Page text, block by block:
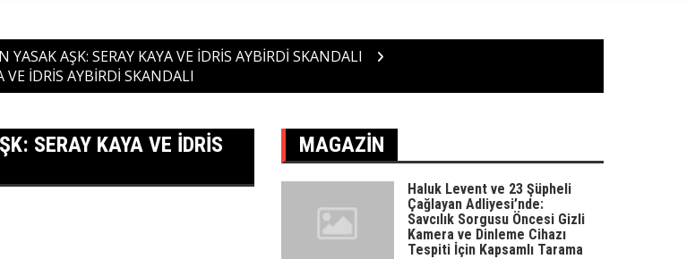
AŞK: SERAY KAYA VE İDRİS AYBİRDİ SKANDALI
VE İDRİS AYBİRDİ SKANDALI
SERAY KAYA VE İDRİS
MAGAZIN
Haluk Levent ve 23 Şüpheli
Çağlayan Adliyesi’nde:
Savcılık Sorgusu Öncesi Gizli
Kamera ve Dinleme Cihazı
Tespiti İçin Kapsamlı Tarama